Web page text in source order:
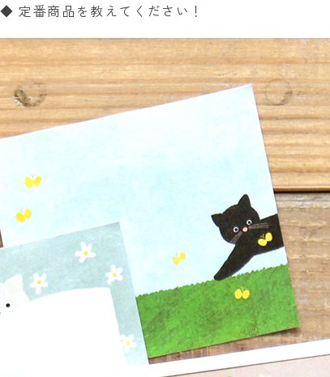
◆ 定番商品を教えてください！